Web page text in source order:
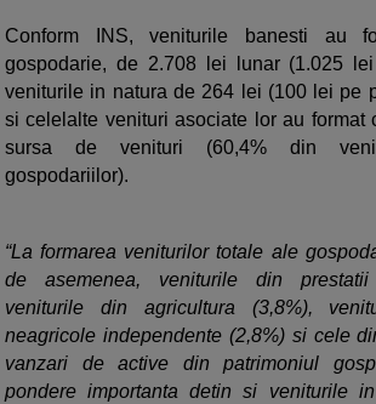
Conform INS, veniturile banesti au
gospodarie, de 2.708 lei lunar (1.025
veniturile in natura de 264 lei (100 lei pe
si celelalte venituri asociate lor au format
sursa de venituri (60,4% din
gospodariilor).
“La formarea veniturilor totale ale
de asemenea, veniturile din prestatii
veniturile din agricultura (3,8%),
neagricole independente (2,8%) si cele
vanzari de active din patrimoniul
pondere importanta detin si veniturile